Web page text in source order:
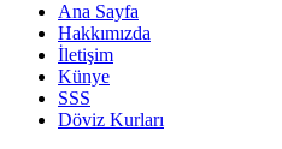
Ana Sayfa
Hakkımızda
İletişim
Künye
SSS
Döviz Kurları